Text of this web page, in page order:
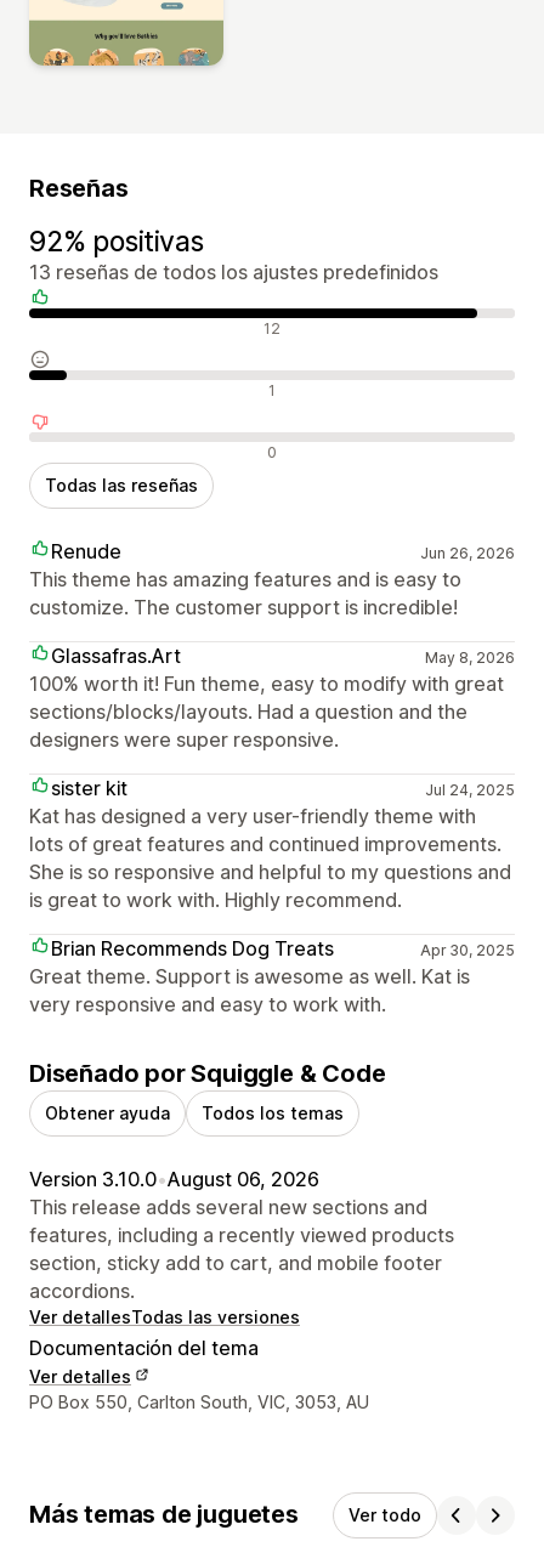
Reseñas
92% positivas
13 reseñas de todos los ajustes predefinidos
Reseñas positivas 12
Reseñas neutras 1
Reseñas negativas 0
Todas las reseñas
Renude Jun 26, 2026
This theme has amazing features and is easy to
customize. The customer support is incredible!
Glassafras.Art
May 8, 2026
100% worth it! Fun theme, easy to modify with great
sections/blocks/layouts. Had a question and the
designers were super responsive.
sister kit
Jul 24, 2025
Kat has designed a very user-friendly theme with
lots of great features and continued improvements.
She is so responsive and helpful to my questions and
is great to work with. Highly recommend.
Brian Recommends Dog Treats
Apr 30, 2025
Great theme. Support is awesome as well. Kat is
very responsive and easy to work with.
Diseñado por Squiggle & Code
Obtener ayuda Todos los temas
Version 3.10.0•August 06, 2026
This release adds several new sections and
features, including a recently viewed products
section, sticky add to cart, and mobile footer
accordions.
Ver detallesTodas las versiones
Documentación del tema
Ver detalles
Detalles de contacto del diseñador
PO Box 550, Carlton South, VIC, 3053, AU
Más temas de juguetes Ver todo